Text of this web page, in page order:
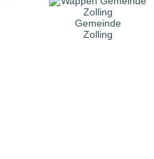
Gemeinde
Zolling